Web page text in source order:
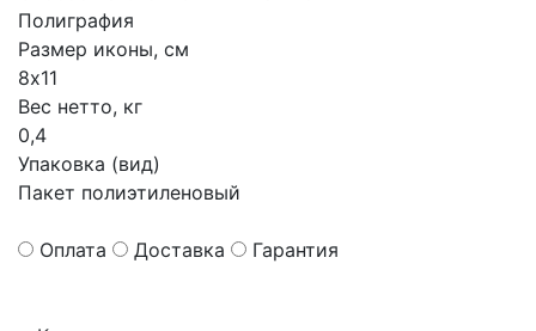
Полиграфия
Размер иконы, см
8х11
Вес нетто, кг
0,4
Упаковка (вид)
Пакет полиэтиленовый
Оплата Доставка Гарантия